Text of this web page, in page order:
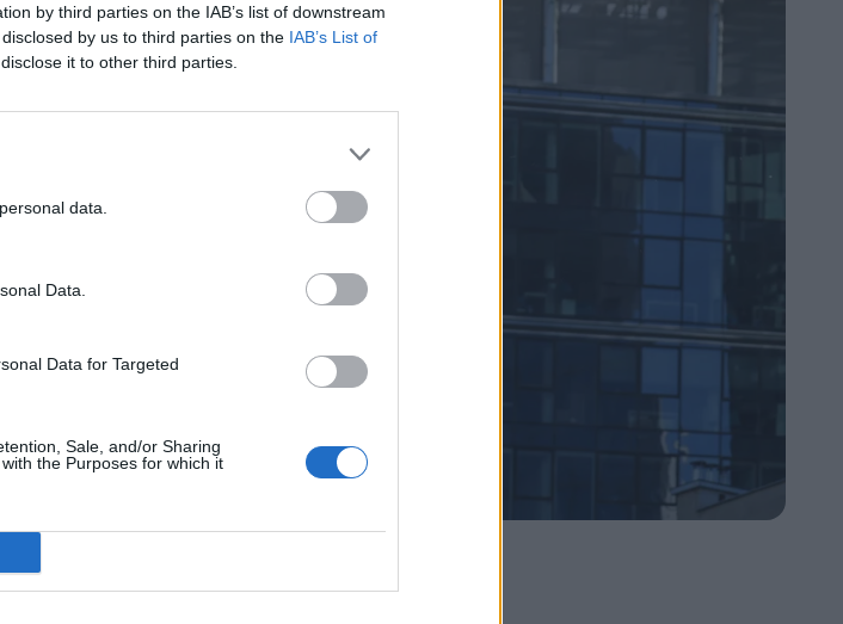
by third parties on the IAB’s list of downstream
by us to third parties on the IAB’s List of
it to other third parties.
data.
Data.
Data for Targeted
Sale, and/or Sharing
the Purposes for which it
wskazują, że i tak podniósł ceny w hurcie.
Eksperci podkreślają, że to skomplikowane.